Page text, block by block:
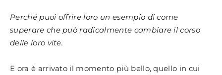
Perché puoi offrire loro un esempio di come
superare che può radicalmente cambiare il corso
delle loro vite.
E ora è arrivato il momento più bello, quello in cui